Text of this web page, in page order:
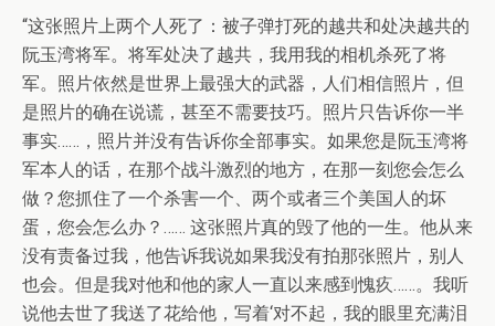
“这张照片上两个人死了：被子弹打死的越共和处决越共的
阮玉湾将军。将军处决了越共，我用我的相机杀死了将
军。照片依然是世界上最强大的武器，人们相信照片，但
是照片的确在说谎，甚至不需要技巧。照片只告诉你一半
事实……，照片并没有告诉你全部事实。如果您是阮玉湾将
军本人的话，在那个战斗激烈的地方，在那一刻您会怎么
做？您抓住了一个杀害一个、两个或者三个美国人的坏
蛋，您会怎么办？…… 这张照片真的毁了他的一生。他从来
没有责备过我，他告诉我说如果我没有拍那张照片，别人
也会。但是我对他和他的家人一直以来感到愧疚……。我听
说他去世了我送了花给他，写着‘对不起，我的眼里充满泪